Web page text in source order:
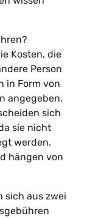
Kosten, die
Person
in Form von
angegeben.
sich
sie nicht
werden.
hängen von
sich aus zwei